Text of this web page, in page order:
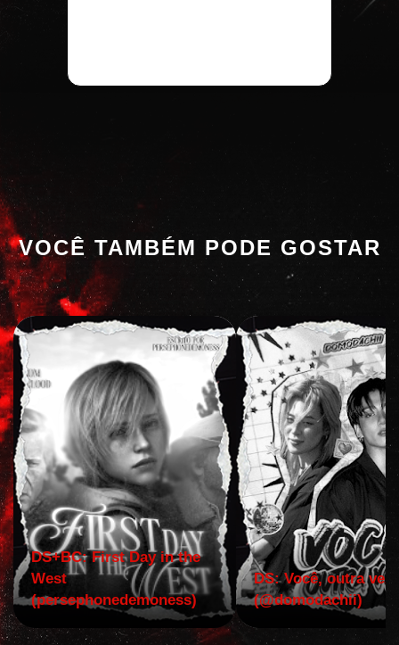
VOCÊ TAMBÉM PODE GOSTAR
DS+BC: First Day in the
West
(persephonedemoness)
DS: Você, outra vez!
(@domodachii)